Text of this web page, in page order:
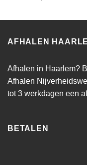
AFHALEN
Afhalen in Haarlem?
Afhalen
tot 3 werkdagen een
BETALEN